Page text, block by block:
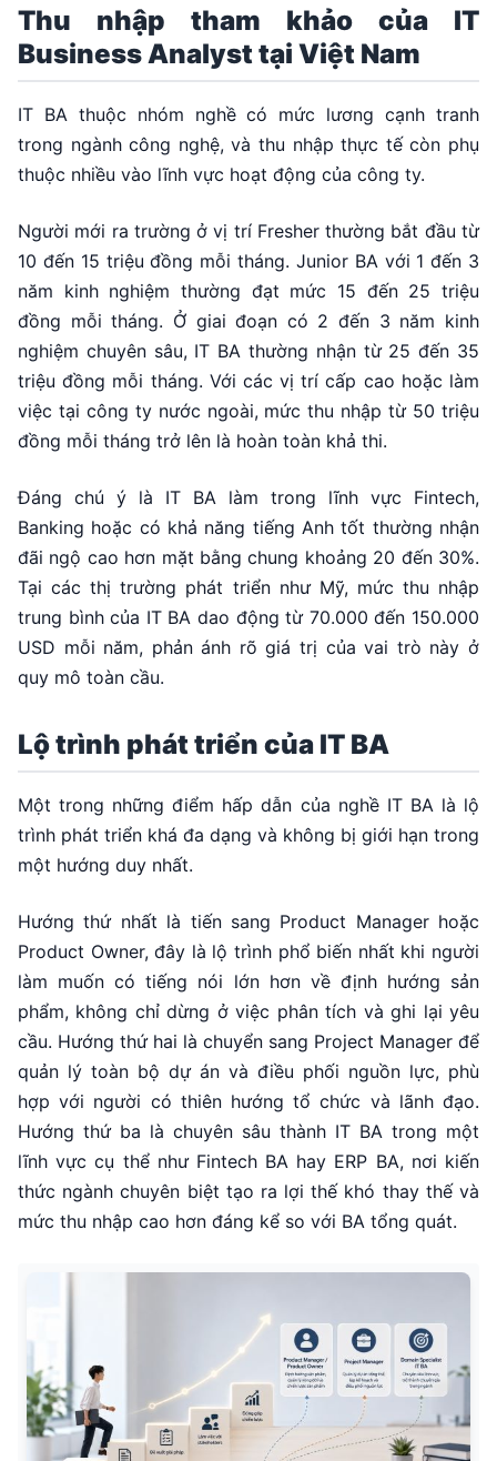
Thu nhập tham khảo của IT
Business Analyst tại Việt Nam
IT BA thuộc nhóm nghề có mức lương cạnh tranh
trong ngành công nghệ, và thu nhập thực tế còn phụ
thuộc nhiều vào lĩnh vực hoạt động của công ty.
Người mới ra trường ở vị trí Fresher thường bắt đầu từ
10 đến 15 triệu đồng mỗi tháng. Junior BA với 1 đến 3
năm kinh nghiệm thường đạt mức 15 đến 25 triệu
đồng mỗi tháng. Ở giai đoạn có 2 đến 3 năm kinh
nghiệm chuyên sâu, IT BA thường nhận từ 25 đến 35
triệu đồng mỗi tháng. Với các vị trí cấp cao hoặc làm
việc tại công ty nước ngoài, mức thu nhập từ 50 triệu
đồng mỗi tháng trở lên là hoàn toàn khả thi.
Đáng chú ý là IT BA làm trong lĩnh vực Fintech,
Banking hoặc có khả năng tiếng Anh tốt thường nhận
đãi ngộ cao hơn mặt bằng chung khoảng 20 đến 30%.
Tại các thị trường phát triển như Mỹ, mức thu nhập
trung bình của IT BA dao động từ 70.000 đến 150.000
USD mỗi năm, phản ánh rõ giá trị của vai trò này ở
quy mô toàn cầu.
Lộ trình phát triển của IT BA
Một trong những điểm hấp dẫn của nghề IT BA là lộ
trình phát triển khá đa dạng và không bị giới hạn trong
một hướng duy nhất.
Hướng thứ nhất là tiến sang Product Manager hoặc
Product Owner, đây là lộ trình phổ biến nhất khi người
làm muốn có tiếng nói lớn hơn về định hướng sản
phẩm, không chỉ dừng ở việc phân tích và ghi lại yêu
cầu. Hướng thứ hai là chuyển sang Project Manager để
quản lý toàn bộ dự án và điều phối nguồn lực, phù
hợp với người có thiên hướng tổ chức và lãnh đạo.
Hướng thứ ba là chuyên sâu thành IT BA trong một
lĩnh vực cụ thể như Fintech BA hay ERP BA, nơi kiến
thức ngành chuyên biệt tạo ra lợi thế khó thay thế và
mức thu nhập cao hơn đáng kể so với BA tổng quát.